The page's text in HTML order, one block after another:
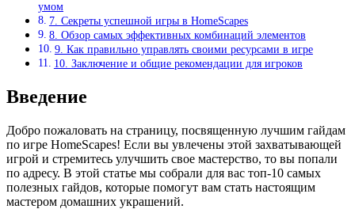
умом
7. Секреты успешной игры в HomeScapes
8. Обзор самых эффективных комбинаций элементов
9. Как правильно управлять своими ресурсами в игре
10. Заключение и общие рекомендации для игроков
Введение
Добро пожаловать на страницу, посвященную лучшим гайдам
по игре HomeScapes! Если вы увлечены этой захватывающей
игрой и стремитесь улучшить свое мастерство, то вы попали
по адресу. В этой статье мы собрали для вас топ-10 самых
полезных гайдов, которые помогут вам стать настоящим
мастером домашних украшений.